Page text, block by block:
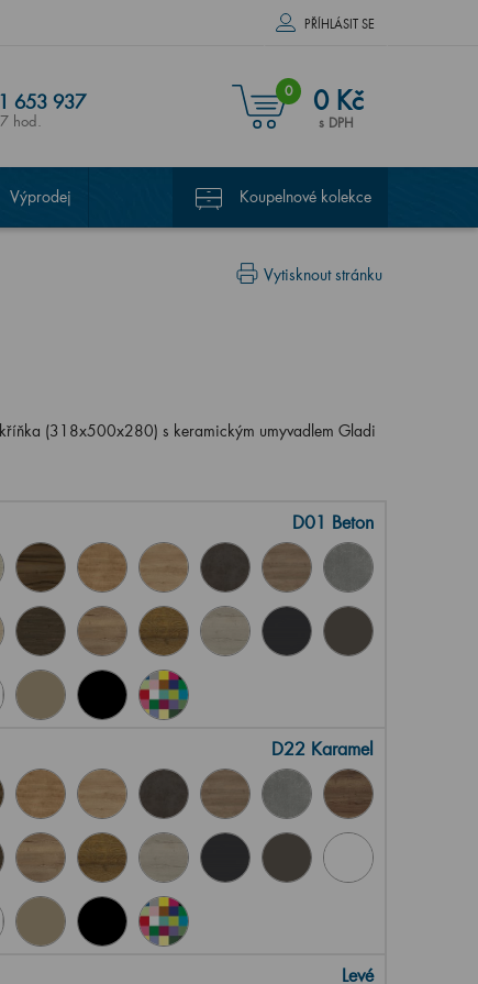
PŘÍHLÁSIT SE
653 937
hod.
0 0 Kč
s DPH
Výprodej Koupelnové kolekce
Vytisknout stránku
(318x500x280) s keramickým umyvadlem Gladi
D01 Beton
D22 Karamel
Levé